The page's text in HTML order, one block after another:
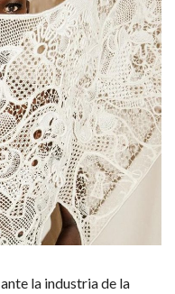
ante la industria de la